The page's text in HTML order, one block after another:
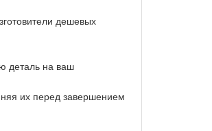
дешевых
деталь на ваш
их перед завершением